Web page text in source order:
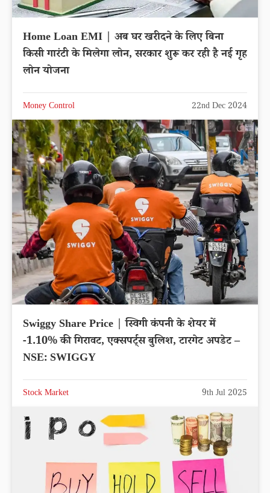
Home Loan EMI | अब घर खरीदने के लिए बिना
किसी गारंटी के मिलेगा लोन, सरकार शुरू कर रही है नई गृह
लोन योजना
Money Control 22nd Dec 2024
Swiggy Share Price | स्विगी कंपनी के शेयर में
-1.10% की गिरावट, एक्सपर्ट्स बुलिश, टारगेट अपडेट –
NSE: SWIGGY
Stock Market 9th Jul 2025